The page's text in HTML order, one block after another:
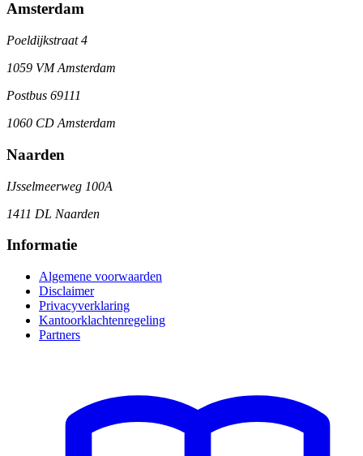
Amsterdam
Poeldijkstraat 4
1059 VM Amsterdam
Postbus 69111
1060 CD Amsterdam
Naarden
IJsselmeerweg 100A
1411 DL Naarden
Informatie
Algemene voorwaarden
Disclaimer
Privacyverklaring
Kantoorklachtenregeling
Partners